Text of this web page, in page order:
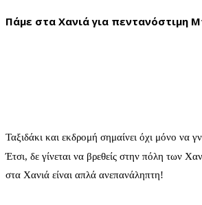
Πάμε στα Χανιά για πεντανόστιμη
Ταξιδάκι και εκδρομή σημαίνει όχι μόνο να
Έτσι, δε γίνεται να βρεθείς στην πόλη των
στα Χανιά είναι απλά ανεπανάληπτη!